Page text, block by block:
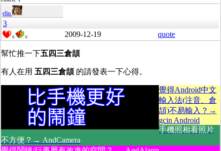
eliu
3
0 0 2009-12-19 quote
幫忙推一下五四三倉頡
有人在用 五四三倉頡 的請發表一下心得。
覺得Android中文
輸入法(注音、倉
頡)不易輸入？→
gcin Android
手機照相看照片
不方便？→ AndCamera